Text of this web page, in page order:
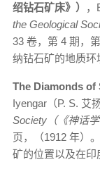
绍钻石矿床》）
，
the Geological
33 卷，第 4 期，
纳钻石矿的地质环
The Diamonds of
Iyengar（P. S. 艾
Society（《神话学
页，（1912 年）
矿的位置以及在印